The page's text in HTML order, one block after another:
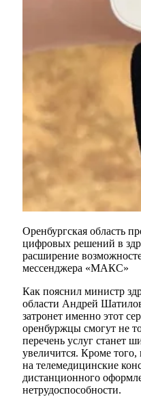
Оренбургская область
цифровых решений в
расширение
мессенджера «МАКС»
Как пояснил министр
области Андрей
затронет именно этот
оренбуржцы смогут не
перечень услуг станет
увеличится. Кроме того,
на телемедицинские
дистанционного
нетрудоспособности.